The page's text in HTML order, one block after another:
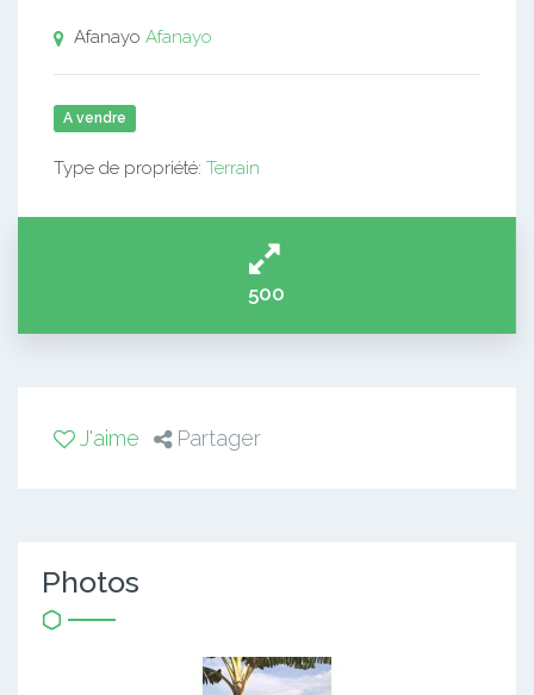
Afanayo Afanayo
A vendre
Type de propriété: Terrain
500
J'aime Partager
Photos